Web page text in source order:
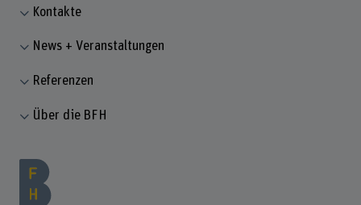
Kontakte
News + Veranstaltungen
Referenzen
Über die BFH